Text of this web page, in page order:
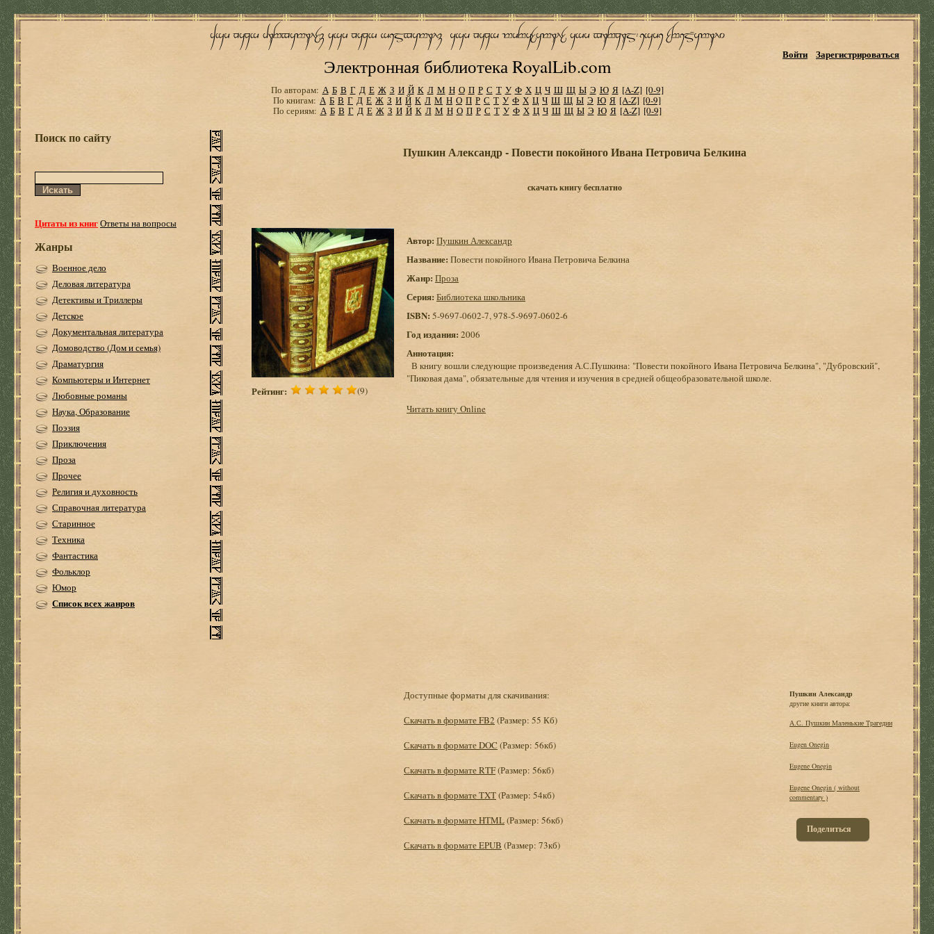
Электронная библиотека RoyalLib.com
Войти Зарегистрироваться
По авторам: А Б В Г Д Е Ж З И Й К Л М Н О П Р С Т У Ф Х Ц Ч Ш Щ Ы Э Ю Я [A-Z] [0-9]
По книгам: А Б В Г Д Е Ж З И Й К Л М Н О П Р С Т У Ф Х Ц Ч Ш Щ Ы Э Ю Я [A-Z] [0-9]
По сериям: А Б В Г Д Е Ж З И Й К Л М Н О П Р С Т У Ф Х Ц Ч Ш Щ Ы Э Ю Я [A-Z] [0-9]
Поиск по сайту
Цитаты из книгОтветы на вопросы
Жанры
Военное дело
Деловая литература
Детективы и Триллеры
Детское
Документальная литература
Домоводство (Дом и семья)
Драматургия
Компьютеры и Интернет
Любовные романы
Наука, Образование
Поэзия
Приключения
Проза
Прочее
Религия и духовность
Справочная литература
Старинное
Техника
Фантастика
Фольклор
Юмор
Список всех жанров
Пушкин Александр - Повести покойного Ивана Петровича Белкина
скачать книгу бесплатно
Рейтинг: (9)
Автор: Пушкин Александр
Название: Повести покойного Ивана Петровича Белкина
Жанр: Проза
Серия: Библиотека школьника
ISBN: 5-9697-0602-7, 978-5-9697-0602-6
Год издания: 2006
Аннотация:
В книгу вошли следующие произведения А.С.Пушкина: "Повести покойного Ивана Петровича Белкина", "Дубровский",
"Пиковая дама", обязательные для чтения и изучения в средней общеобразовательной школе.
Читать книгу Online
Доступные форматы для скачивания:
Скачать в формате FB2 (Размер: 55 Кб)
Скачать в формате DOC (Размер: 56кб)
Скачать в формате RTF(Размер: 56кб)
Скачать в формате TXT(Размер: 54кб)
Скачать в формате HTML(Размер: 56кб)
Скачать в формате EPUB (Размер: 73кб)
Пушкин Александр
другие книги автора:
А.С. Пушкин Маленькие Трагедии
Eugen Onegin
Eugene Onegin
Eugene Onegin ( without
commentary )
Поделиться